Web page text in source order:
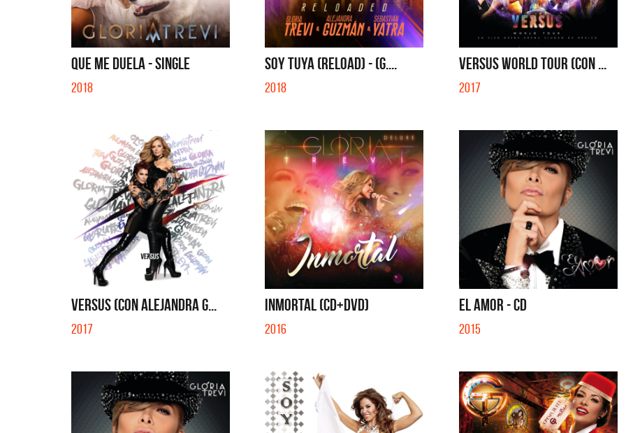
QUE ME DUELA - SINGLE
2018
SOY TUYA (RELOAD) - (G....
2018
VERSUS WORLD TOUR (CON ...
2017
VERSUS (CON ALEJANDRA G...
2017
INMORTAL (CD+DVD)
2016
EL AMOR - CD
2015